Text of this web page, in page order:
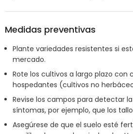
Medidas preventivas
Plante variedades resistentes si
mercado.
Rote los cultivos a largo plazo con
hospedantes (cultivos no
Revise los campos para detectar
síntomas, por ejemplo, que los
Asegúrese de que el suelo esté